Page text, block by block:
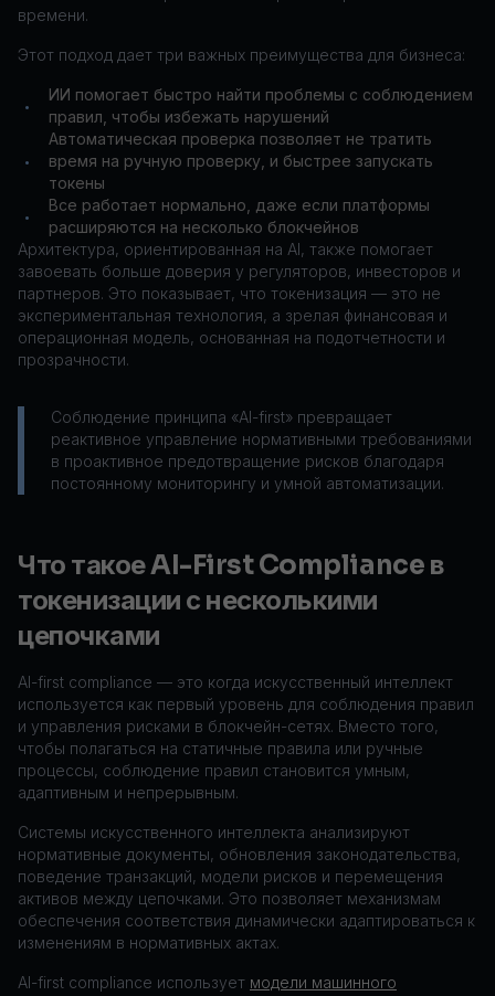
времени.
Этот подход дает три важных преимущества для бизнеса:
•
ИИ помогает быстро найти проблемы с соблюдением
правил, чтобы избежать нарушений
•
Автоматическая проверка позволяет не тратить
время на ручную проверку, и быстрее запускать
токены
•
Все работает нормально, даже если платформы
расширяются на несколько блокчейнов
Архитектура, ориентированная на AI, также помогает
завоевать больше доверия у регуляторов, инвесторов и
партнеров. Это показывает, что токенизация — это не
экспериментальная технология, а зрелая финансовая и
операционная модель, основанная на подотчетности и
прозрачности.
Соблюдение принципа «AI-first» превращает
реактивное управление нормативными требованиями
в проактивное предотвращение рисков благодаря
постоянному мониторингу и умной автоматизации.
Что такое AI-First Compliance в
токенизации с несколькими
цепочками
AI-first compliance — это когда искусственный интеллект
используется как первый уровень для соблюдения правил
и управления рисками в блокчейн-сетях. Вместо того,
чтобы полагаться на статичные правила или ручные
процессы, соблюдение правил становится умным,
адаптивным и непрерывным.
Системы искусственного интеллекта анализируют
нормативные документы, обновления законодательства,
поведение транзакций, модели рисков и перемещения
активов между цепочками. Это позволяет механизмам
обеспечения соответствия динамически адаптироваться к
изменениям в нормативных актах.
AI-first compliance использует модели машинного